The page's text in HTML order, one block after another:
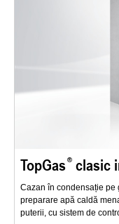
TopGas clasic
Cazan în condensație pe
preparare apă caldă
puterii, cu sistem de